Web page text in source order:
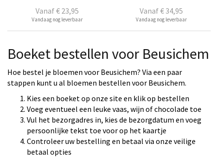
Vanaf€ 23,95
Vandaag nog leverbaar
Vanaf€ 34,95
Vandaag nog leverbaar
Boeket bestellen voor Beusichem
Hoe bestel je bloemen voor Beusichem? Via een paar
stappen kunt u al bloemen bestellen voor Beusichem.
Kies een boeket op onze site en klik op bestellen
Voeg eventueel een leuke vaas, wijn of chocolade toe
Vul het bezorgadres in, kies de bezorgdatum en voeg
persoonlijke tekst toe voor op het kaartje
Controleer uw bestelling en betaal via onze veilige
betaal opties